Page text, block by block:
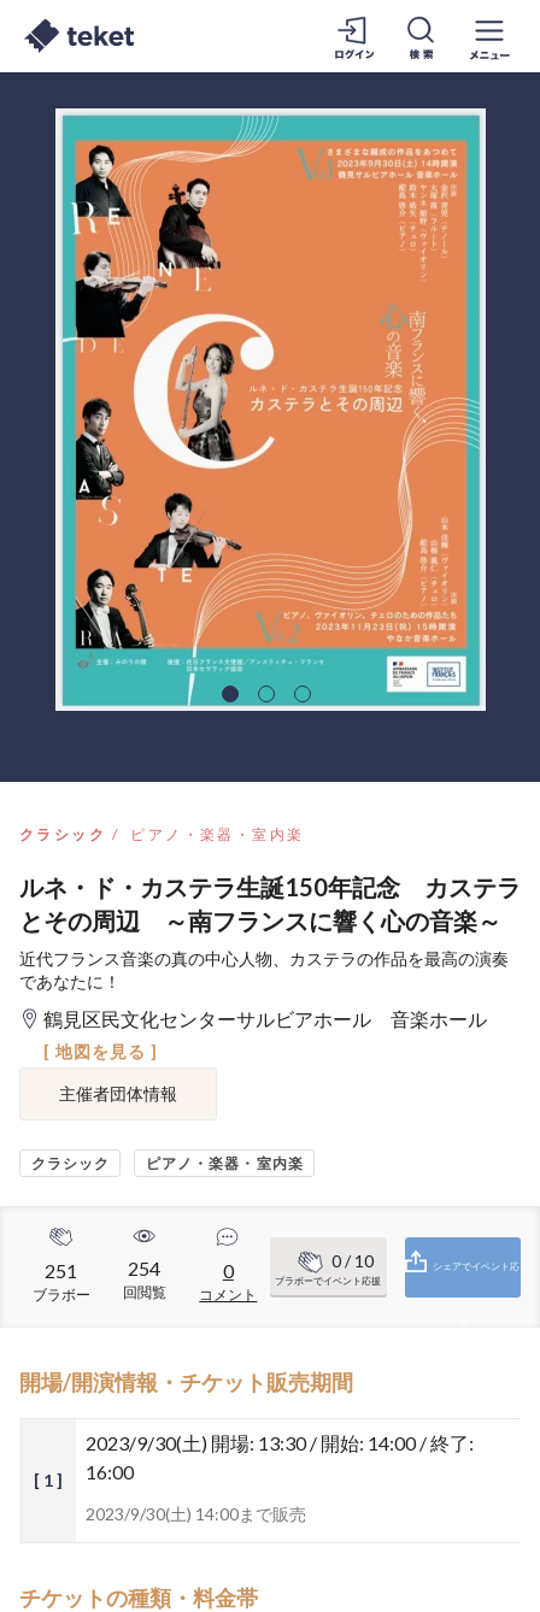
クラシック ピアノ・楽器・室内楽
ルネ・ド・カステラ生誕150年記念 カステラ
とその周辺 ～南フランスに響く心の音楽～
近代フランス音楽の真の中心人物、カステラの作品を最高の演奏
であなたに！
鶴見区民文化センターサルビアホール 音楽ホール
[ 地図を見る ]
主催者団体情報
クラシック ピアノ・楽器・室内楽
251
ブラボー
254
回閲覧
0
コメント
0/ 10
ブラボーでイベント応援
シェアでイベント応
開場/開演情報・チケット販売期間
[ 1 ]
2023/9/30(土) 開場: 13:30 / 開始: 14:00 / 終了:
16:00
2023/9/30(土) 14:00まで販売
チケットの種類・料金帯